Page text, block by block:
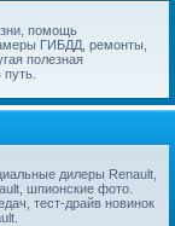
помощь
ГИБДД, ремонты,
полезная
дилеры Renault,
шпионские фото.
тест-драйв новинок